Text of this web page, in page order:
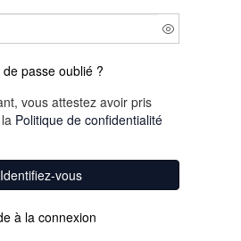
de passe oublié ?
vous attestez avoir pris
Politique de confidentialité
Identifiez-vous
à la connexion